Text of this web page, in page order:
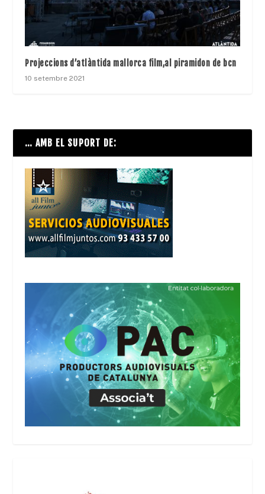
Projeccions d’atlàntida mallorca film,al piramidon de bcn
10 setembre 2021
… AMB EL SUPORT DE: